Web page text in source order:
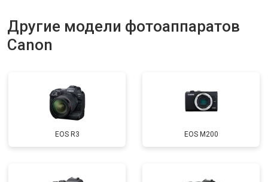
Другие модели фотоаппаратов
Canon
EOS R3 EOS M200